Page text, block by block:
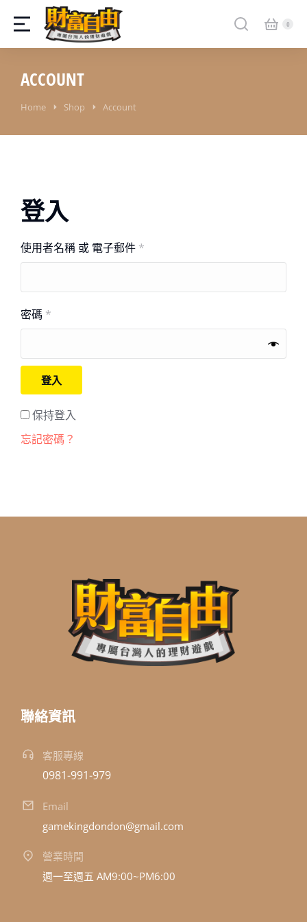
ACCOUNT
You are here:
Home Shop Account
登入
使用者名稱 或 電子郵件 *
密碼 *
登入
保持登入
忘記密碼？
聯絡資訊
客服專線
0981-991-979
Email
gamekingdondon@gmail.com
營業時間
週一至週五 AM9:00~PM6:00